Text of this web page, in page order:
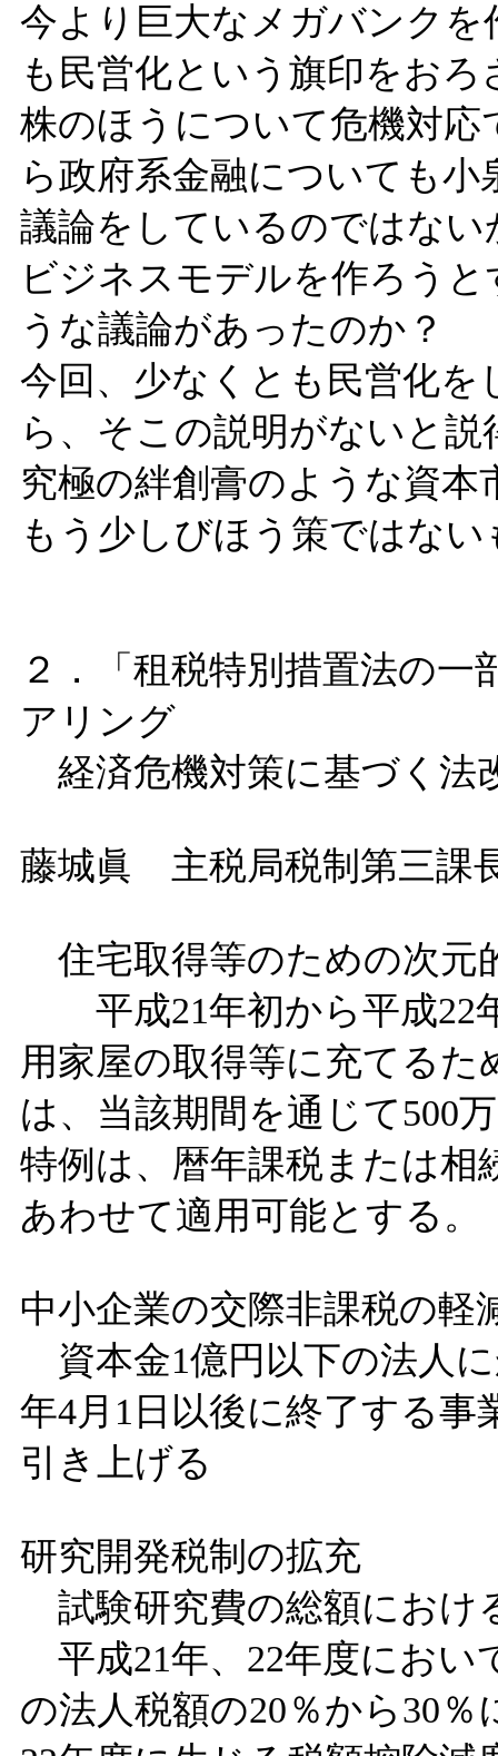
今より巨大なメガバンク
も民営化という旗印をお
株のほうについて危機対
ら政府系金融についても
議論をしているのではな
ビジネスモデルを作ろう
うな議論があったのか？
今回、少なくとも民営化
ら、そこの説明がないと説
究極の絆創膏のような資本
もう少しびほう策ではない
２．「租税特別措置法の
アリング
経済危機対策に基づく法
藤城眞 主税局税制第三課
住宅取得等のための次元
平成21年初から平成22
用家屋の取得等に充てる
は、当該期間を通じて500
特例は、暦年課税または相
あわせて適用可能とする。
中小企業の交際非課税の軽
資本金1億円以下の法人
年4月1日以後に終了する事
引き上げる
研究開発税制の拡充
試験研究費の総額におけ
平成21年、22年度におい
の法人税額の20％から30